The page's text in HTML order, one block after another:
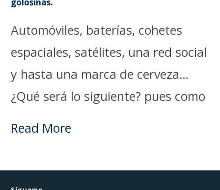
golosinas.
Automóviles, baterías, cohetes
espaciales, satélites, una red social
y hasta una marca de cerveza…
¿Qué será lo siguiente? pues como
Read More